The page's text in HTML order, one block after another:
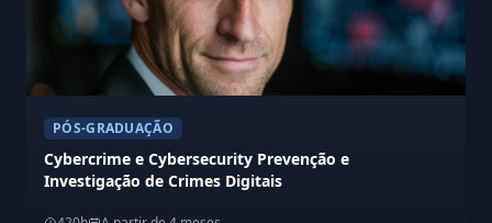
PÓS-GRADUAÇÃO
Cybercrime e Cybersecurity Prevenção e
Investigação de Crimes Digitais